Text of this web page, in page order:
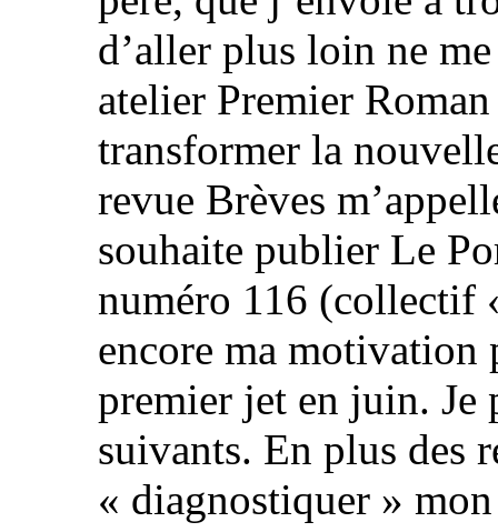
d’aller plus loin ne
atelier Premier
transformer la
revue Brèves
souhaite publier Le
numéro 116 (collectif
encore ma motivation
premier jet en juin. Je
suivants. En plus des
« diagnostiquer »